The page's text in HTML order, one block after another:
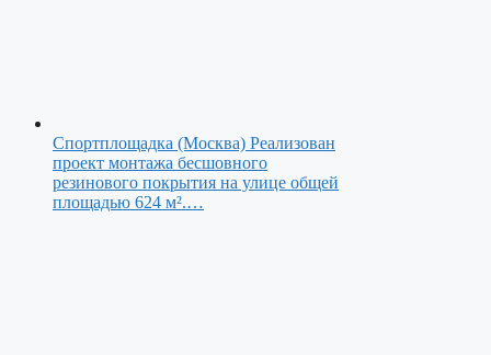
Спортплощадка (Москва) Реализован
проект монтажа бесшовного
резинового покрытия на улице общей
площадью 624 м².…